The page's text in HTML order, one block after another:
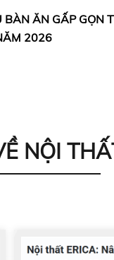
BÀN ĂN GẤP GỌN
2026
NỘI